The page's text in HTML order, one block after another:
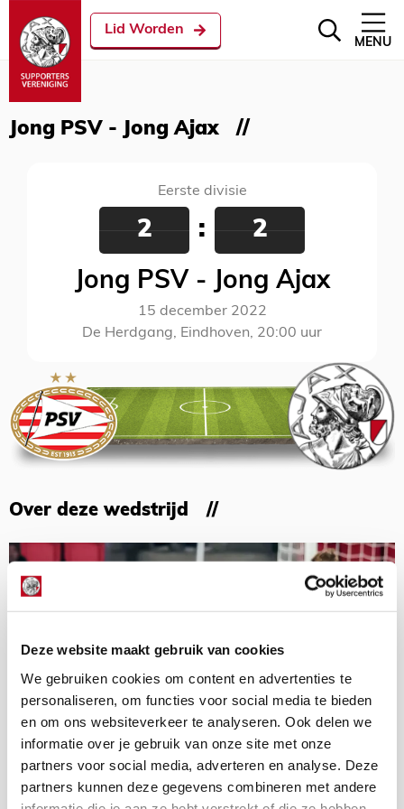
Deze website maakt gebruik van cookies
We gebruiken cookies om content en advertenties te
personaliseren, om functies voor social media te bieden
en om ons websiteverkeer te analyseren. Ook delen we
informatie over je gebruik van onze site met onze
partners voor social media, adverteren en analyse. Deze
partners kunnen deze gegevens combineren met andere
Lid Worden
MENU
Jong PSV - Jong Ajax
Eerste divisie
2 : 2
Jong PSV - Jong Ajax
15 december 2022
De Herdgang, Eindhoven, 20:00 uur
Over deze wedstrijd